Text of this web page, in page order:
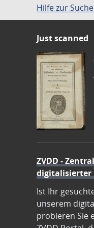
Hilfe zur Suche
Just scanned
ZVDD -
digitalisierter
Ist Ihr
unserem
probieren Sie